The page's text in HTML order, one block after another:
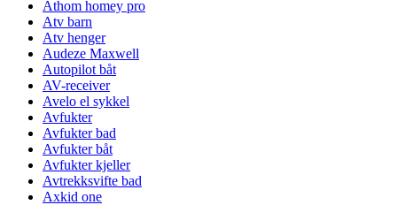
Athom homey pro
Atv barn
Atv henger
Audeze Maxwell
Autopilot båt
AV-receiver
Avelo el sykkel
Avfukter
Avfukter bad
Avfukter båt
Avfukter kjeller
Avtrekksvifte bad
Axkid one